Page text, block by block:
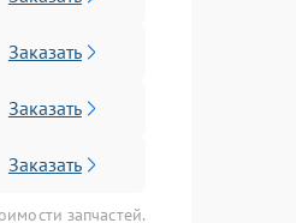
Заказать
Заказать
Заказать
запчастей.